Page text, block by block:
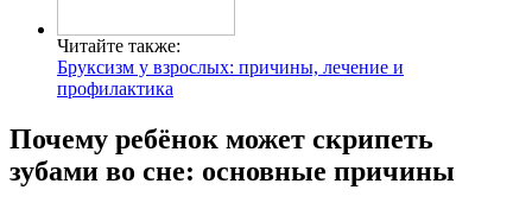
Читайте также:
Бруксизм у взрослых: причины, лечение и
профилактика
Почему ребёнок может скрипеть
зубами во сне: основные причины